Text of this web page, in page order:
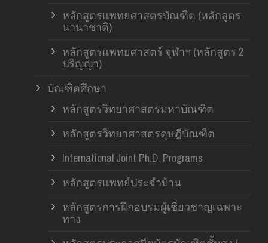
หลักสูตรแพทยศาสตรบัณฑิต (หลักสูตร
นานาชาติ)
หลักสูตรแพทยศาสตร์ จุฬาฯ (หลักสูตร 2
ปริญญา)
บัณฑิตศึกษา
หลักสูตรวิทยาศาสตรมหาบัณฑิต
หลักสูตรวิทยาศาสตรดุษฎีบัณฑิต
International Joint Ph.D. Programs
หลักสูตรแพทย์ประจำบ้าน
หลักสูตรการฝึกอบรมผู้เชี่ยวชาญเฉพาะ
ทาง